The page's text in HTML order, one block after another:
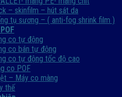
– skinfilm – hút sát da
tụ sương – ( anti-fog shrink film )
co tự động
co bán tự động
co tự động tốc độ cao
co POF
– Máy co màng
thế